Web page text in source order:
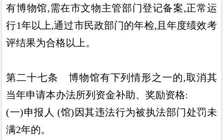
有博物馆,需在市文物主管部门登记备案,正常运
行1年以上,通过市民政部门的年检, 且年度绩效考
评结果为合格以上。
第二十七条 博物馆有下列情形之一的,取消其
当年申请本办法所列资金补助、奖励资格:
(一)申报人 (馆) 因其违法行为被执法部门处罚未
满2年的。